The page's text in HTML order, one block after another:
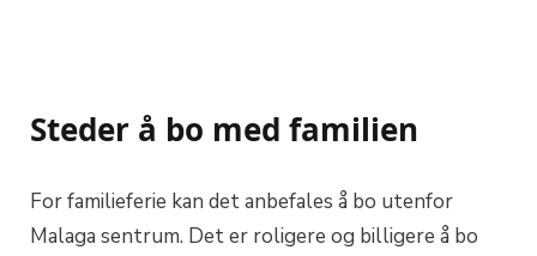
Steder å bo med familien
For familieferie kan det anbefales å bo utenfor
Malaga sentrum. Det er roligere og billigere å bo